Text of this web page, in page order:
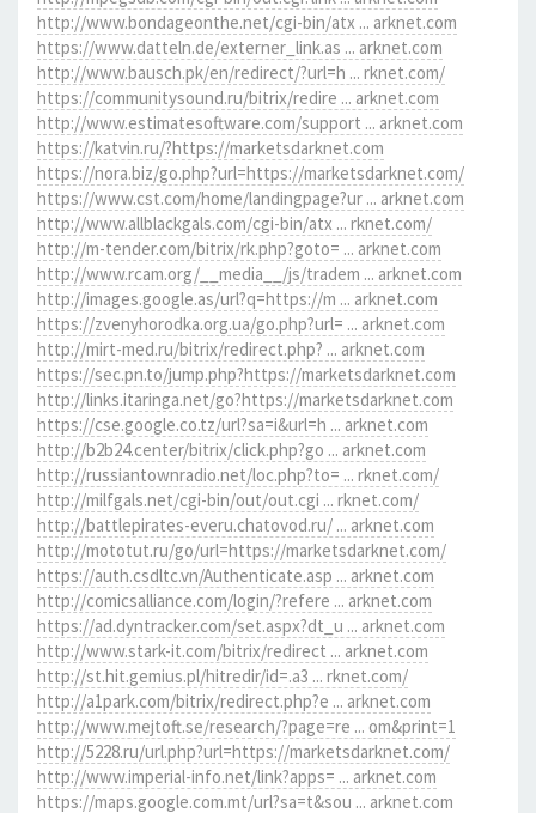
http://www.bondageonthe.net/cgi-bin/atx ... arknet.com
https://www.datteln.de/externer_link.as ... arknet.com
http://www.bausch.pk/en/redirect/?url=h ... rknet.com/
https://communitysound.ru/bitrix/redire ... arknet.com
http://www.estimatesoftware.com/support ... arknet.com
https://katvin.ru/?https://marketsdarknet.com
https://nora.biz/go.php?url=https://marketsdarknet.com/
https://www.cst.com/home/landingpage?ur ... arknet.com
http://www.allblackgals.com/cgi-bin/atx ... rknet.com/
http://m-tender.com/bitrix/rk.php?goto= ... arknet.com
http://www.rcam.org/__media__/js/tradem ... arknet.com
http://images.google.as/url?q=https://m ... arknet.com
https://zvenyhorodka.org.ua/go.php?url= ... arknet.com
http://mirt-med.ru/bitrix/redirect.php? ... arknet.com
https://sec.pn.to/jump.php?https://marketsdarknet.com
http://links.itaringa.net/go?https://marketsdarknet.com
https://cse.google.co.tz/url?sa=i&url=h ... arknet.com
http://b2b24.center/bitrix/click.php?go ... arknet.com
http://russiantownradio.net/loc.php?to= ... rknet.com/
http://milfgals.net/cgi-bin/out/out.cgi ... rknet.com/
http://battlepirates-everu.chatovod.ru/ ... arknet.com
http://mototut.ru/go/url=https://marketsdarknet.com/
https://auth.csdltc.vn/Authenticate.asp ... arknet.com
http://comicsalliance.com/login/?refere ... arknet.com
https://ad.dyntracker.com/set.aspx?dt_u ... arknet.com
http://www.stark-it.com/bitrix/redirect ... arknet.com
http://st.hit.gemius.pl/hitredir/id=.a3 ... rknet.com/
http://a1park.com/bitrix/redirect.php?e ... arknet.com
http://www.mejtoft.se/research/?page=re ... om&print=1
http://5228.ru/url.php?url=https://marketsdarknet.com/
http://www.imperial-info.net/link?apps= ... arknet.com
https://maps.google.com.mt/url?sa=t&sou ... arknet.com